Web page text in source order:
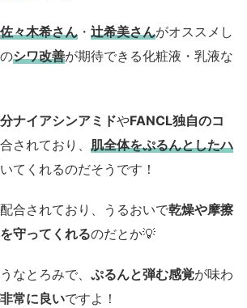
佐々木希さん ・ 辻希美さんがオススメし
のシワ改善が期待できる化粧液・乳液な
ナイアシンアミドやFANCL独自のコ
されており、 肌全体をぷるんとしたハ
てくれるのだそうです！
合されており、うるおいで乾燥や摩擦
守ってくれるのだとか💡
なとろみで、 ぷるんと弾む感覚が味わ
常に良いですよ！